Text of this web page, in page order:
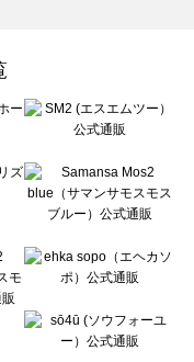
トムス一覧
覧